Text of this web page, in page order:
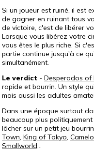
Si un joueur est ruiné, il est
de gagner en ruinant tous
de victoire, c'est de libérer
Lorsque vous libérez votre
vous êtes le plus riche. Si
partie continue jusqu'à ce
simultanément.
Le verdict - Desperados of
rapide et bourrin. Un style
mais aussi les adultes
Dans une époque surtout
beaucoup plus
lâcher sur un petit jeu
Town, King of Tokyo,
Smallworld...